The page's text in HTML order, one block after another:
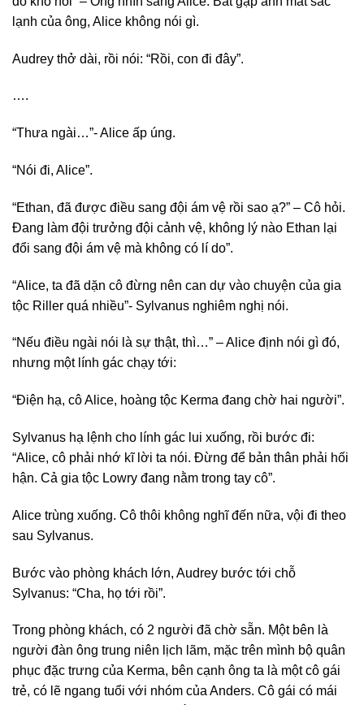
lạnh của ông, Alice không nói gì.
Audrey thở dài, rồi nói: “Rồi, con đi đây”.
….
“Thưa ngài…”- Alice ấp úng.
“Nói đi, Alice”.
“Ethan, đã được điều sang đội ám vệ rồi sao ạ?” – Cô hỏi.
Đang làm đội trưởng đội cảnh vệ, không lý nào Ethan lại
đổi sang đội ám vệ mà không có lí do”.
“Alice, ta đã dặn cô đừng nên can dự vào chuyện của gia
tộc Riller quá nhiều”- Sylvanus nghiêm nghị nói.
“Nếu điều ngài nói là sự thật, thì…” – Alice định nói gì đó,
nhưng một lính gác chạy tới:
“Điện hạ, cô Alice, hoàng tộc Kerma đang chờ hai người”.
Sylvanus hạ lệnh cho lính gác lui xuống, rồi bước đi:
“Alice, cô phải nhớ kĩ lời ta nói. Đừng để bản thân phải hối
hận. Cả gia tộc Lowry đang nằm trong tay cô”.
Alice trùng xuống. Cô thôi không nghĩ đến nữa, vội đi theo
sau Sylvanus.
Bước vào phòng khách lớn, Audrey bước tới chỗ
Sylvanus: “Cha, họ tới rồi”.
Trong phòng khách, có 2 người đã chờ sẵn. Một bên là
người đàn ông trung niên lịch lãm, mặc trên mình bộ quân
phục đặc trưng của Kerma, bên cạnh ông ta là một cô gái
trẻ, có lẽ ngang tuổi với nhóm của Anders. Cô gái có mái